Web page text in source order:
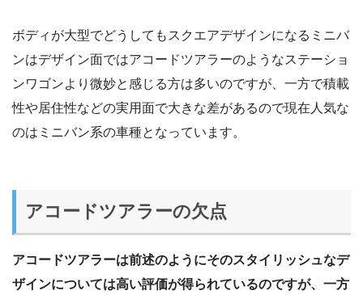
ボディが大型でどうしてもスクエアデザインになるミニバ
ンはデザイン面ではアコードツアラーのようなステーショ
ンワゴンより微妙と感じる方は多いのですが、一方で積載
性や居住性などの実用面で大きな差があるので現在人気な
のはミニバン系の車種となっています。
アコードツアラーの欠点
アコードツアラーは前述のようにそのスタイリッシュなデ
ザインについては高い評価が得られているのですが、一方